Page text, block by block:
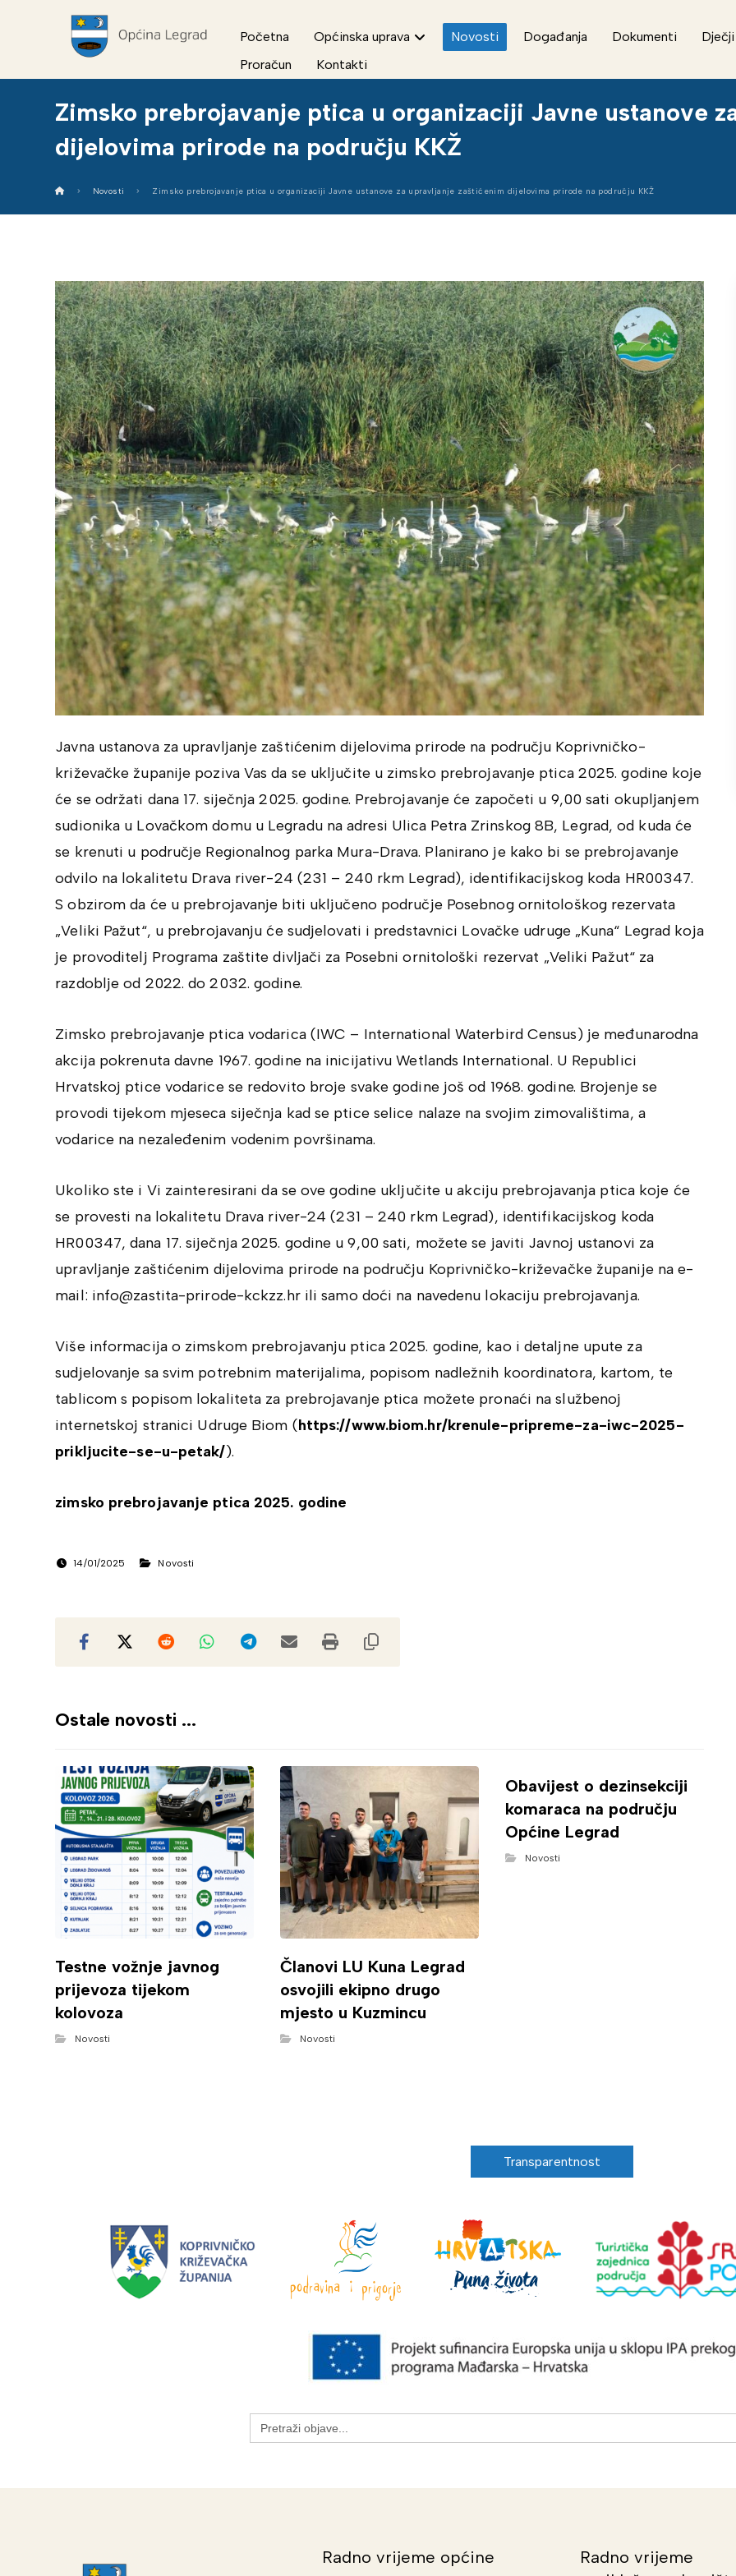
Početna Općinska uprava Novosti Događanja Dokumenti
Proračun
Kontakti
Zimsko prebrojavanje ptica u organizaciji Javne ustanove
dijelovima prirode na području KKŽ
Novosti Zimsko prebrojavanje ptica u organizaciji Javne ustanove za upravljanje zaštićenim dijelovima prirode na području KKŽ
Javna ustanova za upravljanje zaštićenim dijelovima prirode na području Koprivničko-
križevačke županije poziva Vas da se uključite u zimsko prebrojavanje ptica 2025. godine koje
će se održati dana 17. siječnja 2025. godine. Prebrojavanje će započeti u 9,00 sati okupljanjem
sudionika u Lovačkom domu u Legradu na adresi Ulica Petra Zrinskog 8B, Legrad, od kuda će
se krenuti u područje Regionalnog parka Mura-Drava. Planirano je kako bi se prebrojavanje
odvilo na lokalitetu Drava river-24 (231 – 240 rkm Legrad), identifikacijskog koda HR00347.
S obzirom da će u prebrojavanje biti uključeno područje Posebnog ornitološkog rezervata
„Veliki Pažut“, u prebrojavanju će sudjelovati i predstavnici Lovačke udruge „Kuna“ Legrad koja
je provoditelj Programa zaštite divljači za Posebni ornitološki rezervat „Veliki Pažut“ za
razdoblje od 2022. do 2032. godine.
Zimsko prebrojavanje ptica vodarica (IWC – International Waterbird Census) je međunarodna
akcija pokrenuta davne 1967. godine na inicijativu Wetlands International. U Republici
Hrvatskoj ptice vodarice se redovito broje svake godine još od 1968. godine. Brojenje se
provodi tijekom mjeseca siječnja kad se ptice selice nalaze na svojim zimovalištima, a
vodarice na nezaleđenim vodenim površinama.
Ukoliko ste i Vi zainteresirani da se ove godine uključite u akciju prebrojavanja ptica koje će
se provesti na lokalitetu Drava river-24 (231 – 240 rkm Legrad), identifikacijskog koda
HR00347, dana 17. siječnja 2025. godine u 9,00 sati, možete se javiti Javnoj ustanovi za
upravljanje zaštićenim dijelovima prirode na području Koprivničko-križevačke županije na e-
mail: info@zastita-prirode-kckzz.hr ili samo doći na navedenu lokaciju prebrojavanja.
Više informacija o zimskom prebrojavanju ptica 2025. godine, kao i detaljne upute za
sudjelovanje sa svim potrebnim materijalima, popisom nadležnih koordinatora, kartom, te
tablicom s popisom lokaliteta za prebrojavanje ptica možete pronaći na službenoj
internetskoj stranici Udruge Biom (https://www.biom.hr/krenule-pripreme-za-iwc-2025-
prikljucite-se-u-petak/).
zimsko prebrojavanje ptica 2025. godine
14/01/2025 Novosti
Ostale novosti ...
Testne vožnje javnog
prijevoza tijekom
kolovoza
Novosti
Članovi LU Kuna Legrad
osvojili ekipno drugo
mjesto u Kuzmincu
Novosti
Obavijest o dezinsekciji
komaraca na području
Općine Legrad
Novosti
Transparentnost
Search
for:
Radno vrijeme općine
Radno vrijeme